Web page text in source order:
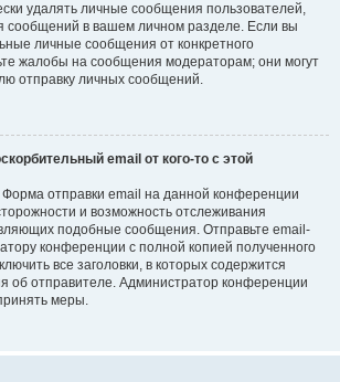
удалять личные сообщения пользователей,
сообщений в вашем личном разделе. Если вы
личные сообщения от конкретного
жалобы на сообщения модераторам; они могут
отправку личных сообщений.
email от кого-то с этой
отправки email на данной конференции
и возможность отслеживания
подобные сообщения. Отправьте email-
конференции с полной копией полученного
все заголовки, в которых содержится
об отправителе. Администратор конференции
меры.